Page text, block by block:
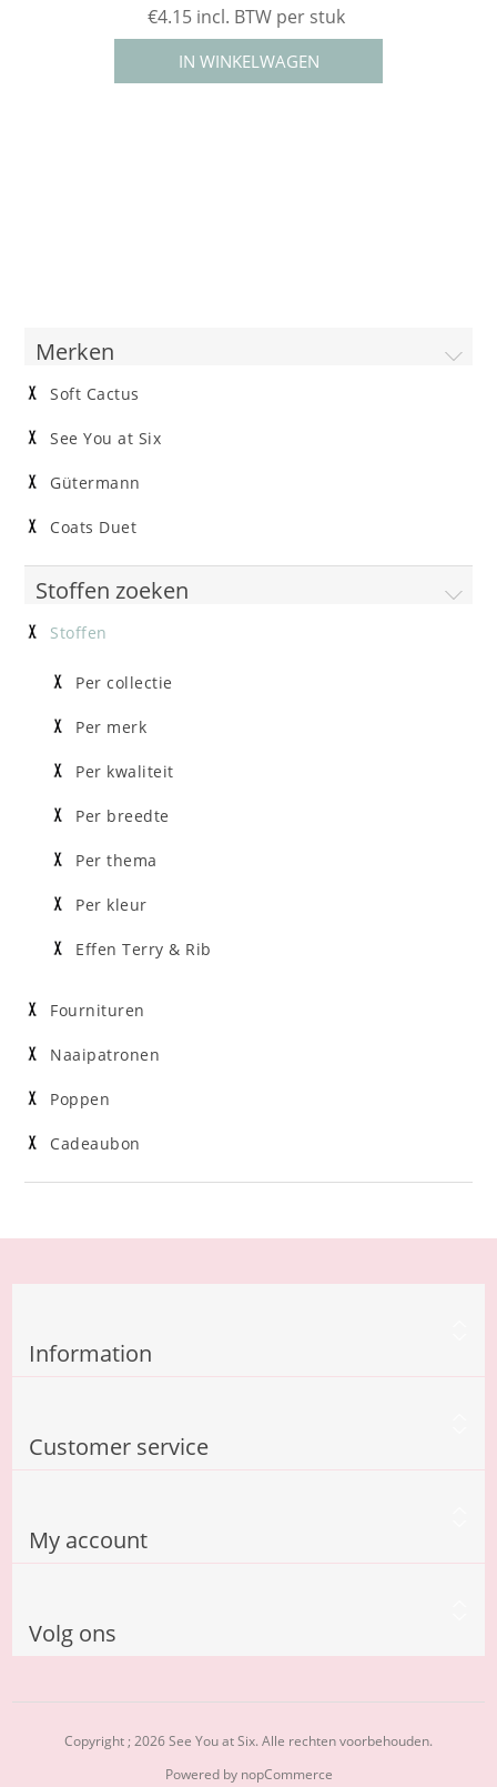
€4.15 incl. BTW per stuk
Merken
Soft Cactus
See You at Six
Gütermann
Coats Duet
Stoffen zoeken
Stoffen
Per collectie
Per merk
Per kwaliteit
Per breedte
Per thema
Per kleur
Effen Terry & Rib
Fournituren
Naaipatronen
Poppen
Cadeaubon
Information
Customer service
My account
Volg ons
Copyright ; 2026 See You at Six. Alle rechten voorbehouden.
Powered by nopCommerce